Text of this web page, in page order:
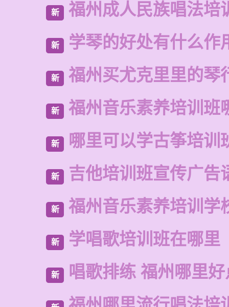
新 福州成人民族唱法培
新 学琴的好处有什么作
新 福州买尤克里里的琴
新 福州音乐素养培训班
新 哪里可以学古筝培训
新 吉他培训班宣传广告
新 福州音乐素养培训学
新 学唱歌培训班在哪里
新 唱歌排练 福州哪里好